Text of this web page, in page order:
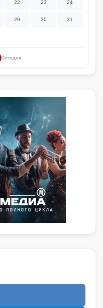
22 23 24
29 30 31
Сегодня